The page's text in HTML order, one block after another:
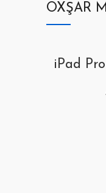
OXŞAR
iPad